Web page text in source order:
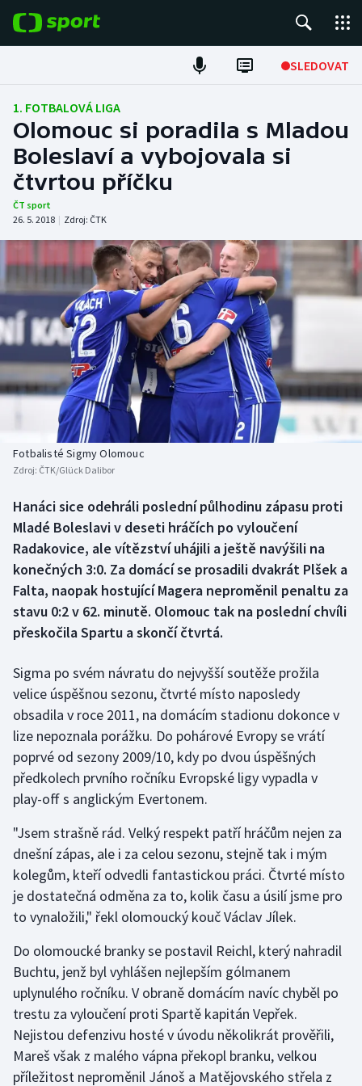
SLEDOVAT
Fotbal
Hokej
Tenis
Atletika
DALŠÍ SPORTY
Americký fotbal
Baseball a softbal
Basketbal
Biatlon
Box
Curling
Dostihy
Futsal
Golf
Gymnastika
Házená
Jezdectví
Judo
Krasobruslení
Lezení
Lyže a snowboard
Moderní pětiboj
Motorsport
NEPŘEHLÉDNĚTE
Soutěže
Historické návraty
Aplikace ČT sport
1. FOTBALOVÁ LIGA
Olomouc si poradila s Mladou
Boleslaví a vybojovala si
čtvrtou příčku
ČT sport
26. 5. 2018 | Zdroj: ČTK
Fotbalisté Sigmy Olomouc
Zdroj: ČTK/Glück Dalibor
Hanáci sice odehráli poslední půlhodinu zápasu proti
Mladé Boleslavi v deseti hráčích po vyloučení
Radakovice, ale vítězství uhájili a ještě navýšili na
konečných 3:0. Za domácí se prosadili dvakrát Plšek a
Falta, naopak hostující Magera neproměnil penaltu za
stavu 0:2 v 62. minutě. Olomouc tak na poslední chvíli
přeskočila Spartu a skončí čtvrtá.
Sigma po svém návratu do nejvyšší soutěže prožila
velice úspěšnou sezonu, čtvrté místo naposledy
obsadila v roce 2011, na domácím stadionu dokonce v
lize nepoznala porážku. Do pohárové Evropy se vrátí
poprvé od sezony 2009/10, kdy po dvou úspěšných
předkolech prvního ročníku Evropské ligy vypadla v
play-off s anglickým Evertonem.
"Jsem strašně rád. Velký respekt patří hráčům nejen za
dnešní zápas, ale i za celou sezonu, stejně tak i mým
kolegům, kteří odvedli fantastickou práci. Čtvrté místo
je dostatečná odměna za to, kolik času a úsilí jsme pro
to vynaložili," řekl olomoucký kouč Václav Jílek.
Do olomoucké branky se postavil Reichl, který nahradil
Buchtu, jenž byl vyhlášen nejlepším gólmanem
uplynulého ročníku. V obraně domácím navíc chyběl po
trestu za vyloučení proti Spartě kapitán Vepřek.
Nejistou defenzivu hosté v úvodu několikrát prověřili,
Mareš však z malého vápna překopl branku, velkou
příležitost neproměnil Jánoš a Matějovského střela z